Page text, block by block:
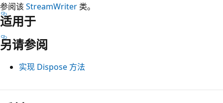
参阅该 StreamWriter 类。
适用于
另请参阅
实现 Dispose 方法